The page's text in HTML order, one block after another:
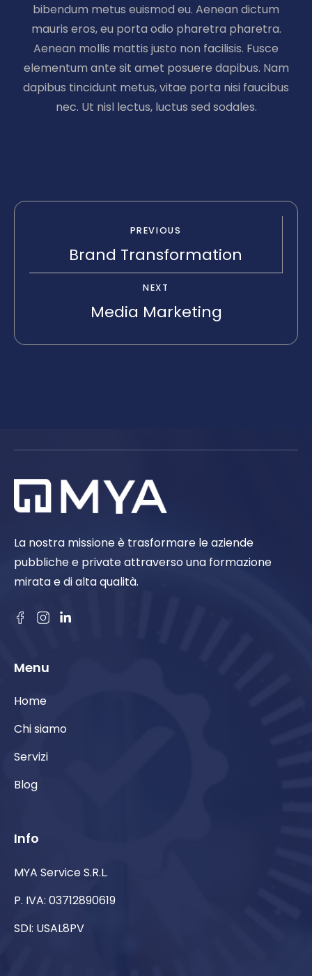
bibendum metus euismod eu. Aenean dictum
mauris eros, eu porta odio pharetra pharetra.
Aenean mollis mattis justo non facilisis. Fusce
elementum ante sit amet posuere dapibus. Nam
dapibus tincidunt metus, vitae porta nisi faucibus
nec. Ut nisl lectus, luctus sed sodales.
PREVIOUS
Brand Transformation
NEXT
Media Marketing
La nostra missione è trasformare le aziende
pubbliche e private attraverso una formazione
mirata e di alta qualità.
Menu
Home
Chi siamo
Servizi
Blog
Info
MYA Service S.R.L.
P. IVA: 03712890619
SDI: USAL8PV